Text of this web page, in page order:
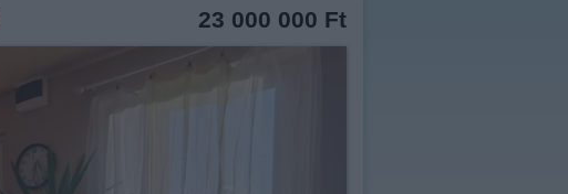
23 000 000 Ft